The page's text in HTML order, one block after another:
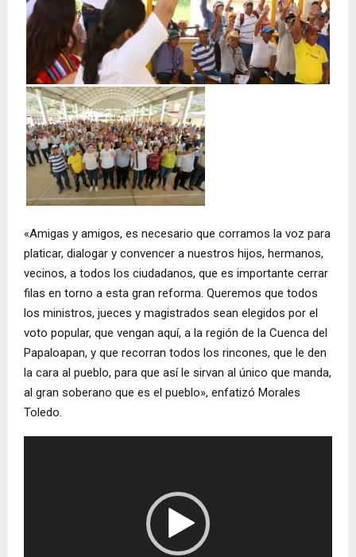
«Amigas y amigos, es necesario que corramos la voz para
platicar, dialogar y convencer a nuestros hijos, hermanos,
vecinos, a todos los ciudadanos, que es importante cerrar
filas en torno a esta gran reforma. Queremos que todos
los ministros, jueces y magistrados sean elegidos por el
voto popular, que vengan aquí, a la región de la Cuenca del
Papaloapan, y que recorran todos los rincones, que le den
la cara al pueblo, para que así le sirvan al único que manda,
al gran soberano que es el pueblo», enfatizó Morales
Toledo.